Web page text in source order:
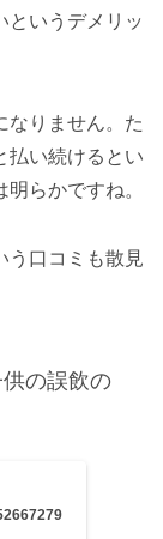
というデメリッ
なりません。た
払い続けるとい
らかですね。
う口コミも散見
の誤飲の